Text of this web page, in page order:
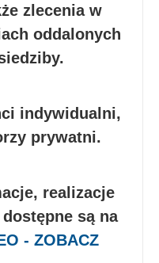
zlecenia w
oddalonych
indywidualni,
prywatni.
realizacje
są na
- ZOBACZ